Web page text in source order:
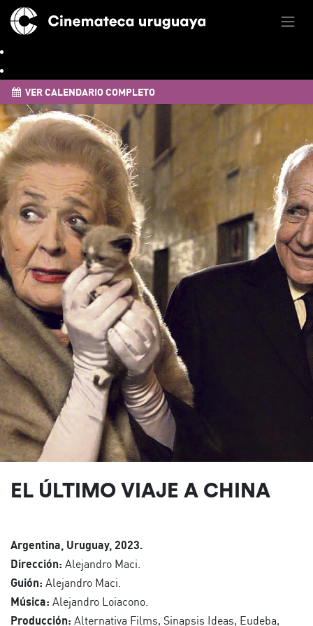
VER CALENDARIO COMPLETO
EL ÚLTIMO VIAJE A CHINA
Argentina, Uruguay, 2023.
Dirección: Alejandro Maci.
Guión: Alejandro Maci.
Música: Alejandro Loiacono.
Producción: Alternativa Films, Sinapsis Ideas, Eudeba,